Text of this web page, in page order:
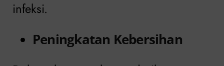
infeksi.
Peningkatan Kebersihan